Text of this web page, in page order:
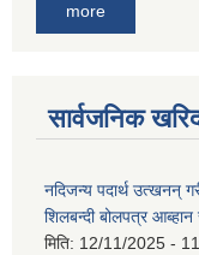
more
सार्वजनिक
नदिजन्य पदार्थ उत्खनन्
शिलबन्दी बोलपत्र
मिति: 12/11/2025 -